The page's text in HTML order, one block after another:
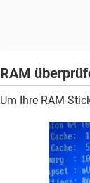
RAM
Um Ihre RAM-